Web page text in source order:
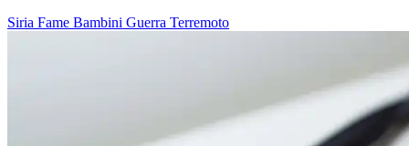
Siria Fame Bambini Guerra Terremoto